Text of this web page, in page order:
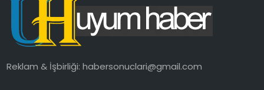
SAĞLIK
MAGAZIN
Reklam & İşbirliği:habersonuclari@gmail.com